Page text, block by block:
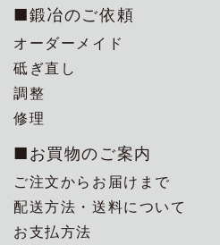
■鍛冶のご依頼
オーダーメイド
砥ぎ直し
調整
修理
■お買物のご案内
ご注文からお届けまで
配送方法・送料について
お支払方法